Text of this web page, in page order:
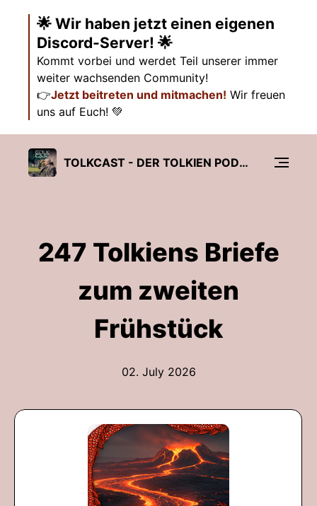
🌟 Wir haben jetzt einen eigenen
Discord-Server! 🌟
Kommt vorbei und werdet Teil unserer immer
weiter wachsenden Community!
👉Jetzt beitreten und mitmachen! Wir freuen
uns auf Euch! 💚
TOLKCAST - DER TOLKIEN PODCAST
247 Tolkiens Briefe
zum zweiten
Frühstück
02. July 2026